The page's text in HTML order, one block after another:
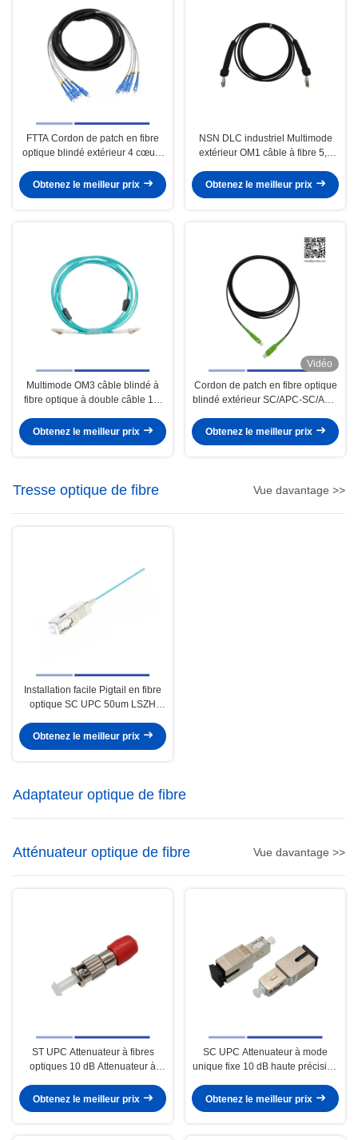
FTTA Cordon de patch en fibre
optique blindé extérieur 4 cœurs
Jacket 5m
Obtenez le meilleur prix
NSN DLC industriel Multimode
extérieur OM1 câble à fibre 5,0
Obtenez le meilleur prix
Multimode OM3 câble blindé à
fibre optique à double câble 1m
Obtenez le meilleur prix
Vidéo
Cordon de patch en fibre optique
blindé extérieur SC/APC-SC/APC
Veste UV
Obtenez le meilleur prix
Tresse optique de fibre Vue davantage >>
Installation facile Pigtail en fibre
optique SC UPC 50um LSZH
Obtenez le meilleur prix
Adaptateur optique de fibre
Atténuateur optique de fibre Vue davantage >>
ST UPC Attenuateur à fibres
optiques 10 dB Attenuateur à
Obtenez le meilleur prix
SC UPC Attenuateur à mode
unique fixe 10 dB haute précision
Obtenez le meilleur prix